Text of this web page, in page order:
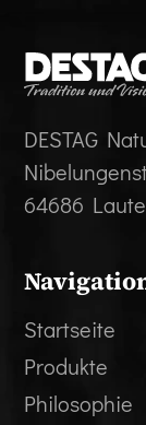
DESTAG
64686
Startseite
Produkte
Philosophie